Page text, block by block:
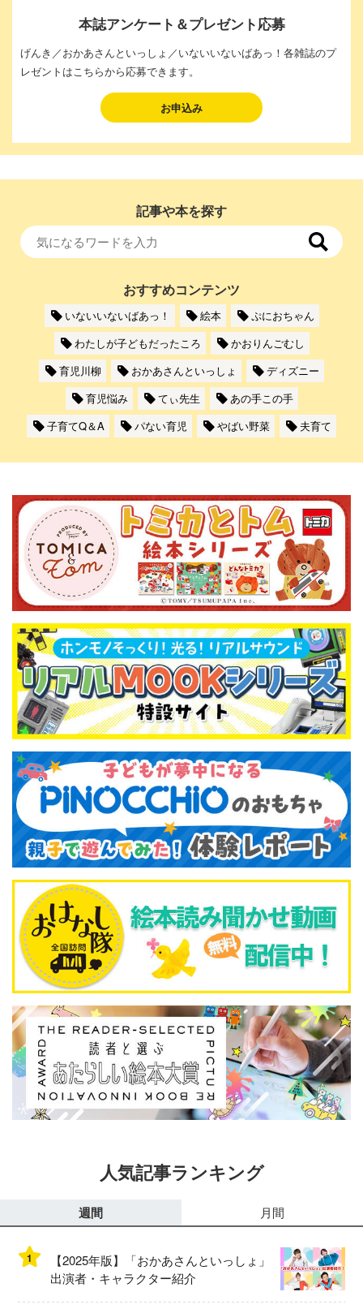
本誌アンケート＆プレゼント応募
げんき／おかあさんといっしょ／いないいないばあっ！各雑誌のプ
レゼントはこちらから応募できます。
お申込み
記事や本を探す
おすすめコンテンツ
いないいないばあっ！ 絵本
ぷにおちゃん
わたしが子どもだったころ
かおりんごむし
育児川柳
おかあさんといっしょ
ディズニー
育児悩み
てぃ先生
あの手この手
子育てQ＆A
パない育児 やばい野菜 夫育て
人気記事ランキング
週間 月間
1
【2025年版】「おかあさんといっしょ」
出演者・キャラクター紹介